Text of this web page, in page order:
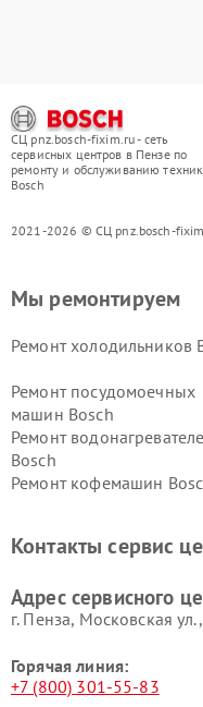
СЦ pnz.bosch-fixim.ru - сеть
сервисных центров в Пензе по
ремонту и обслуживанию
Bosch
2021-2026 © СЦ pnz.bosch-
Мы ремонтируем
Ремонт холодильников
Ремонт посудомоечных
машин Bosch
Ремонт
Bosch
Ремонт кофемашин
Ремонт сушильных
Контакты сервис
Адрес сервисного
г. Пенза, Московская
Горячая линия:
+7 (800) 301-55-83